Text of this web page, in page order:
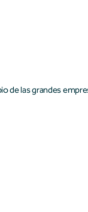
de las grandes